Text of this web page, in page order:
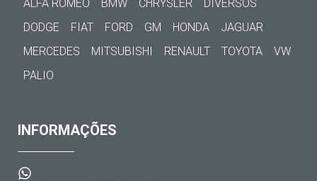
ALFA ROMEO BMW CHRYSLER
DIVERSOS
DODGE
FIAT FORD GM HONDA
JAGUAR
MERCEDES
MITSUBISHI RENAULT TOYOTA
VW
PALIO
INFORMAÇÕES